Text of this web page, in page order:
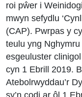
roi pŵer i
mwyn sefydlu
(CAP). Pwrpas y
teulu yng
esgeuluster
cyn 1 Ebrill 2019.
Atebolrwyddau’r